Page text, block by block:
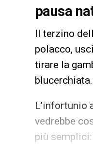
pausa
Il terzino
polacco,
tirare la
blucerchiata.
L’infortunio
vedrebbe
più